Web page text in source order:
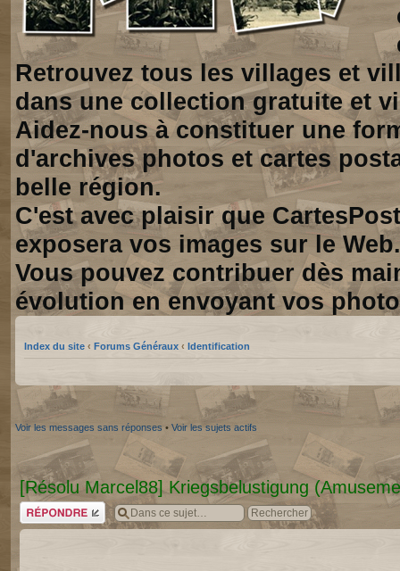
Retrouvez tous les villages et
dans une collection gratuite et
Aidez-nous à constituer une
d'archives photos et cartes
belle région.
C'est avec plaisir que
exposera vos images sur le Web.
Vous pouvez contribuer dès
évolution en envoyant vos
Index du site ‹ Forums Généraux ‹ Identification
Voir les messages sans réponses • Voir les sujets actifs
[Résolu Marcel88] Kriegsbelustigung
Répondre